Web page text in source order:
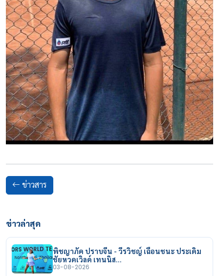
ข่าวสาร
ข่าวล่าสุด
พิชญาภัค ปราบจีน - วีรวิชญ์ เฉือนชนะ ประเดิม
ชัยหวดเวิลด์ เทนนิส…
03-08-2026